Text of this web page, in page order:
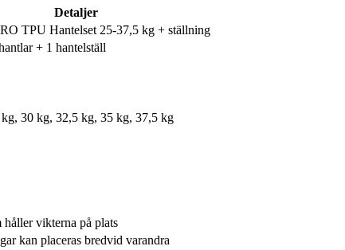
Detaljer
TPU Hantelset 25-37,5 kg + ställning
+ 1 hantelställ
30 kg, 32,5 kg, 35 kg, 37,5 kg
håller vikterna på plats
kan placeras bredvid varandra